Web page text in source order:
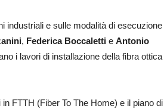
industriali e sulle modalità di esecuzione
, Federica Boccaletti eAntonio
i lavori di installazione della fibra ottica
FTTH (Fiber To The Home) e il piano di